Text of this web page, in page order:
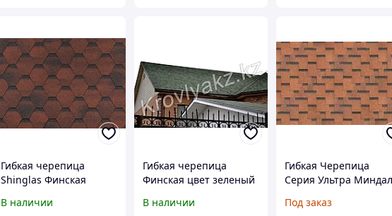
Гибкая черепица
Shinglas Финская
В наличии
Гибкая черепица
Финская цвет зеленый
В наличии
Гибкая Черепица
Серия Ультра
Под заказ